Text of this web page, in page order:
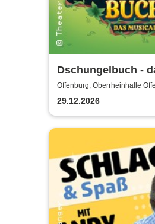
Dschungelbuch -
| Theater Liberi
Offenburg, Oberrheinhalle
29.12.2026